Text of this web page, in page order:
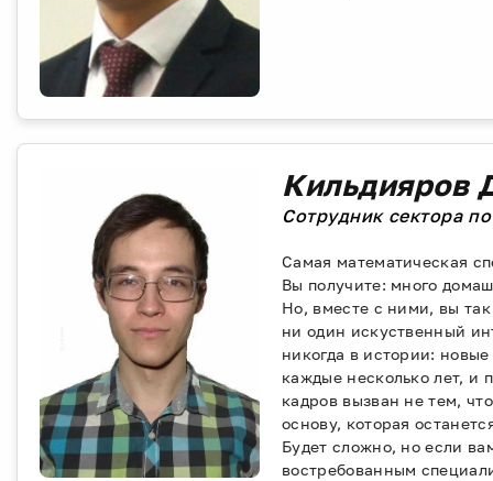
Кильдияров
Cотрудник сектора
Самая математическая
Вы получите: много
Но, вместе с ними, вы
ни один искуственный
никогда в истории:
каждые несколько лет, и
кадров вызван не тем,
основу, которая
Будет сложно, но если
востребованным